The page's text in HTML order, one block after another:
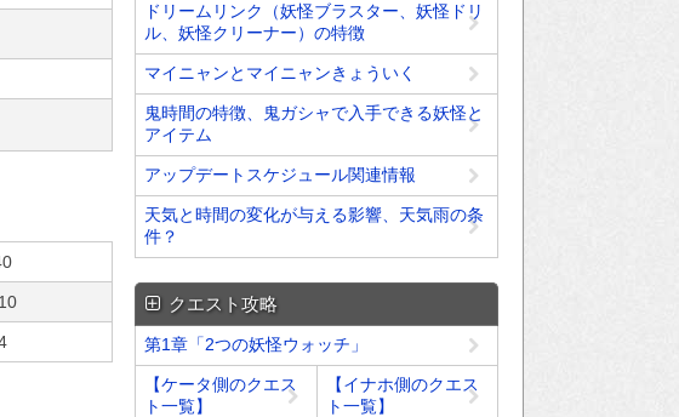
ドリームリンク（妖怪ブラスター、妖怪ドリ
ル、妖怪クリーナー）の特徴
マイニャンとマイニャンきょういく
鬼時間の特徴、鬼ガシャで入手できる妖怪と
アイテム
アップデートスケジュール関連情報
天気と時間の変化が与える影響、天気雨の条
件？
クエスト攻略
第1章「2つの妖怪ウォッチ」
【ケータ側のクエス
ト一覧】
【イナホ側のクエス
ト一覧】